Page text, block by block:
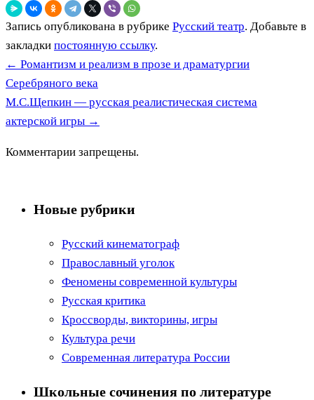
Запись опубликована в рубрике Русский театр. Добавьте в
закладки постоянную ссылку.
← Романтизм и реализм в прозе и драматургии
Серебряного века
М.С.Щепкин — русская реалистическая система
актерской игры →
Комментарии запрещены.
Новые рубрики
Русский кинематограф
Православный уголок
Феномены современной культуры
Русская критика
Кроссворды, викторины, игры
Культура речи
Современная литература России
Школьные сочинения по литературе